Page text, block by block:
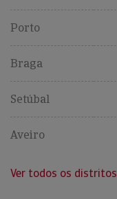
Porto
Braga
Setúbal
Aveiro
Ver todos os distritos